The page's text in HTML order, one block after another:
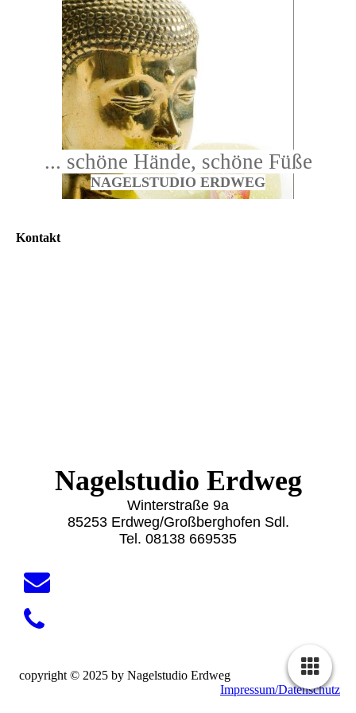
... schöne Hände, schöne Füße
NAGELSTUDIO ERDWEG
Kontakt
Nagelstudio Erdweg
Winterstraße 9a
85253 Erdweg/Großberghofen Sdl.
Tel. 08138 669535
copyright © 2025 by Nagelstudio Erdweg
Impressum/Datenschutz